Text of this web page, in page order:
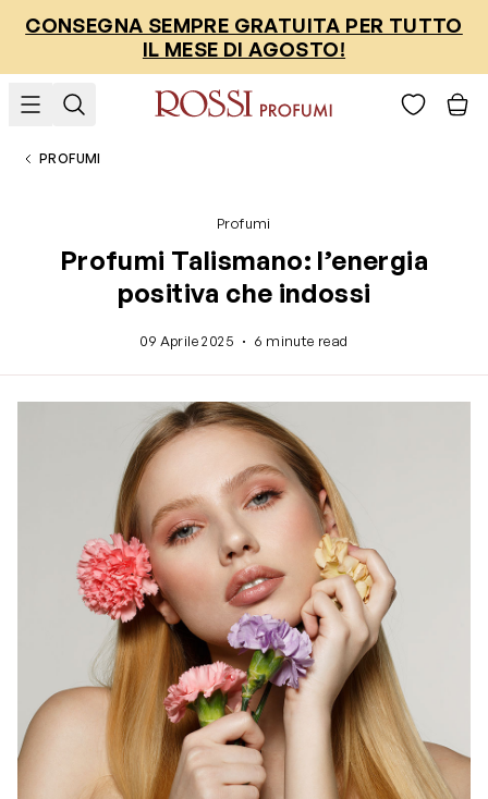
CONSEGNA SEMPRE GRATUITA PER TUTTO
IL MESE DI AGOSTO!
PROFUMI
Profumi
Profumi Talismano: l’energia
positiva che indossi
09 Aprile 2025 · 6 minute read